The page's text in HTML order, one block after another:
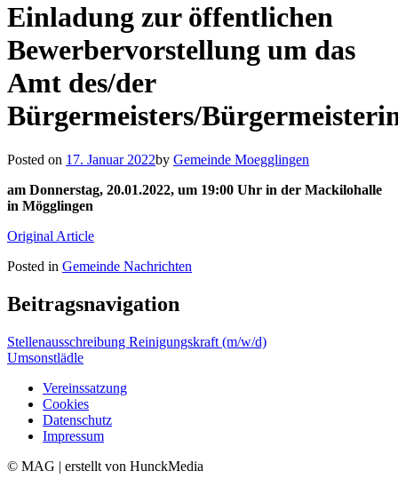
Einladung zur öffentlichen
Bewerbervorstellung um das
Amt des/der
Bürgermeisters/
Posted on 17. Januar 2022by Gemeinde Moegglingen
am Donnerstag, 20.01.2022, um 19:00 Uhr in der Mackilohalle
in Mögglingen
Original Article
Posted in Gemeinde Nachrichten
Beitragsnavigation
Stellenausschreibung Reinigungskraft (m/w/d)
Umsonstlädle
Vereinssatzung
Cookies
Datenschutz
Impressum
© MAG | erstellt von HunckMedia